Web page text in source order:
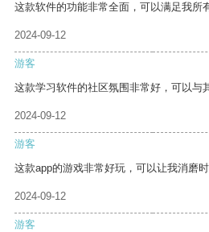
这款软件的功能非常全面，可以满足我所
2024-09-12
游客
这款学习软件的社区氛围非常好，可以与
2024-09-12
游客
这款app的游戏非常好玩，可以让我消磨时
2024-09-12
游客